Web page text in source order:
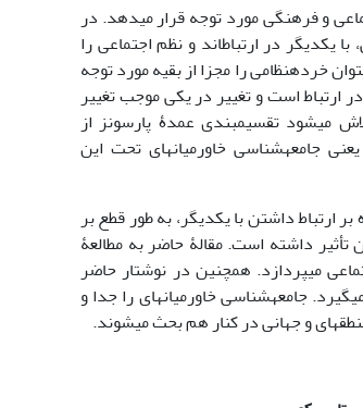
اجتماعی و فرهنگی مورد توجه قرار می‏دهد. در
یکدیگر در ارتباط‏اند و نظم اجتماعی را
خرده‏نظامی ‏را مجزا از بقیه مورد توجه
ارتباط است و تغییر در یکی موجب تغییر
می‏شود تقسیم‏بندی عمدۀ پارسونز از
جامعه‏شناسی خاورمیانه‏ای تحت این
ارتباط داشتن با یکدیگر، به طور قطع بر
داشته است. مقالۀ حاضر به مطالعۀ
می‏پردازد. همچنین در نوشتار حاضر
جامعه‏شناسی خاورمیانه‏ای را جدا و
و جهانی در کنار هم بحث می‏شوند.